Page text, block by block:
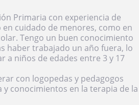
Primaria con experiencia de
cuidado de menores, como en
Tengo un buen conocimiento
haber trabajado un año fuera, lo
a niños de edades entre 3 y 17
con logopedas y pedagogos
y conocimientos en la terapia de la